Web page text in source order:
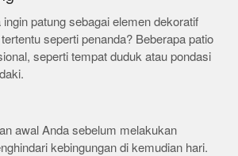
patung sebagai elemen dekoratif
seperti penanda? Beberapa patio
seperti tempat duduk atau pondasi
awal Anda sebelum melakukan
kebingungan di kemudian hari.